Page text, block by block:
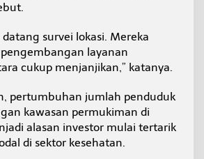
datang survei lokasi. Mereka
layanan
cukup menjanjikan,” katanya.
pertumbuhan jumlah penduduk
kawasan permukiman di
alasan investor mulai tertarik
di sektor kesehatan.